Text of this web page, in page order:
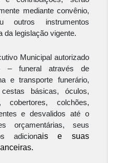
mediante convênio,
outros instrumentos
da legislação vigente.
Municipal autorizado
– funeral através de
e transporte funerário,
básicas, óculos,
colchões,
e desvalidos até o
orçamentárias, seus
adicionais e suas